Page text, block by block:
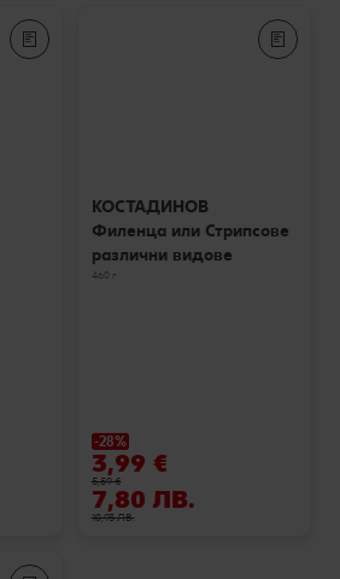
КОСТАДИНОВ
Филенца или Стрипсове
различни видове
460 г
-28%
3,99 €
5,59 €
7,80 ЛВ.
10,93 ЛВ.